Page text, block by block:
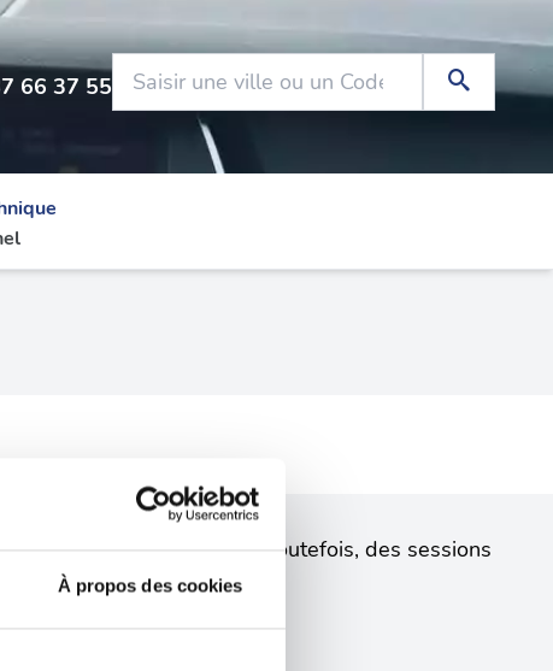
À propos des cookies
66 37 55
vous avez sélectionnés. Toutefois, des sessions